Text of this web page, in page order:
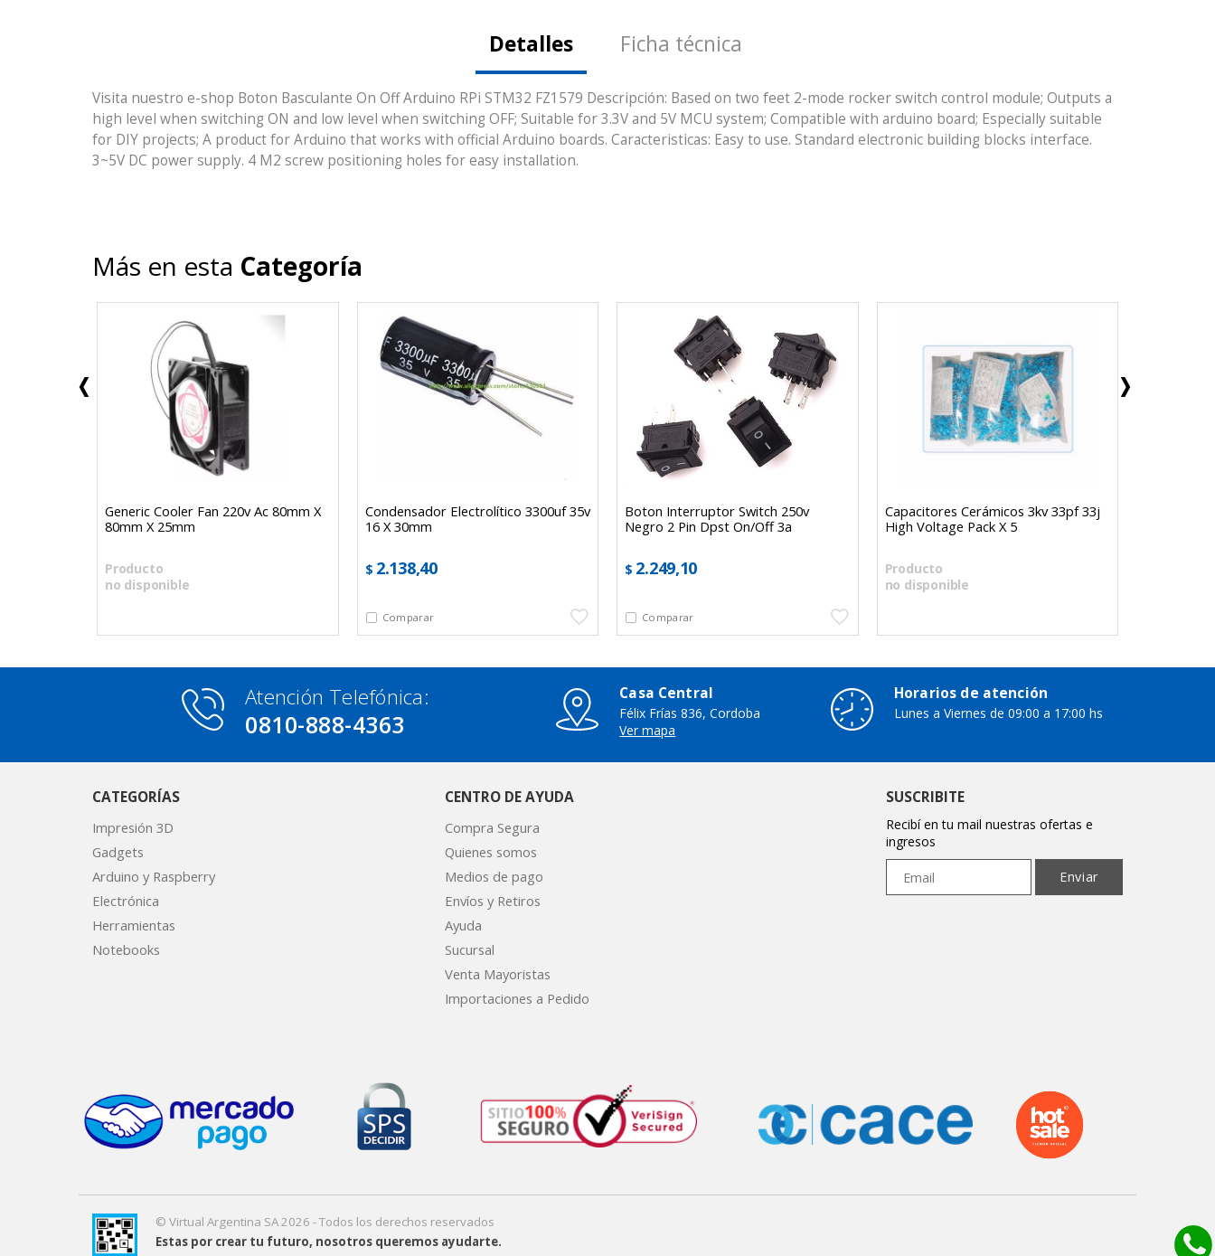
Detalles Ficha técnica
Visita nuestro e-shop Boton Basculante On Off Arduino RPi STM32 FZ1579 Descripción: Based on two feet 2-mode rocker switch control module; Outputs a
high level when switching ON and low level when switching OFF; Suitable for 3.3V and 5V MCU system; Compatible with arduino board; Especially suitable
for DIY projects; A product for Arduino that works with official Arduino boards. Caracteristicas: Easy to use. Standard electronic building blocks interface.
3~5V DC power supply. 4 M2 screw positioning holes for easy installation.
Más en esta Categoría
Generic Cooler Fan 220v Ac 80mm X
80mm X 25mm
Producto
no disponible
Condensador Electrolítico 3300uf 35v
16 X 30mm
$ 2.138,40
Boton Interruptor Switch 250v
Negro 2 Pin Dpst On/off 3a
$ 2.249,10
Capacitores Cerámicos 3kv 33pf 33j
High Voltage Pack X 5
Producto
no disponible
Atención Telefónica:
0810-888-4363
Casa Central
Félix Frías 836, Cordoba
Ver mapa
Horarios de atención
Lunes a Viernes de 09:00 a 17:00 hs
CATEGORÍAS
Impresión 3D
Gadgets
Arduino y Raspberry
Electrónica
Herramientas
Notebooks
CENTRO DE AYUDA
Compra Segura
Quienes somos
Medios de pago
Envíos y Retiros
Ayuda
Sucursal
Venta Mayoristas
Importaciones a Pedido
SUSCRIBITE
Recibí en tu mail nuestras ofertas e
ingresos
© Virtual Argentina SA 2026 - Todos los derechos reservados
Estas por crear tu futuro, nosotros queremos ayudarte.